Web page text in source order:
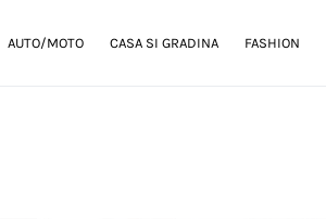
AUTO/MOTO CASA SI GRADINA FASHION